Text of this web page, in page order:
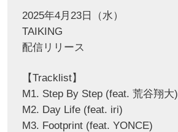
2025年4月23日（水）
TAIKING
配信リリース
【Tracklist】
M1. Step By Step (feat. 荒谷翔大)
M2. Day Life (feat. iri)
M3. Footprint (feat. YONCE)